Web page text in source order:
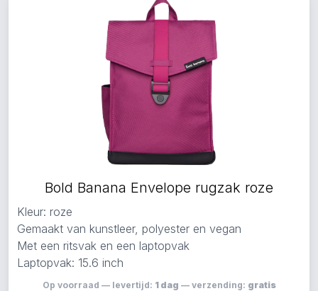
Bold Banana Envelope rugzak roze
Kleur: roze
Gemaakt van kunstleer, polyester en vegan
Met een ritsvak en een laptopvak
Laptopvak: 15.6 inch
Op voorraad — levertijd: 1 dag — verzending: gratis